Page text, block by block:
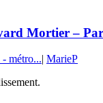
Mortier –
métro...| MarieP